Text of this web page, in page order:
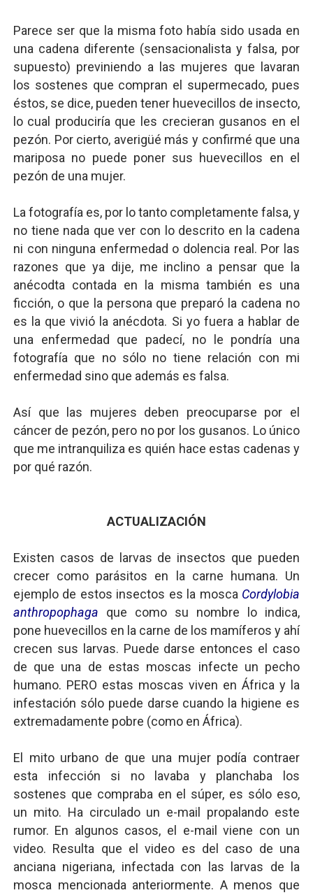
Parece ser que la misma foto había sido usada en
una cadena diferente (sensacionalista y falsa, por
supuesto) previniendo a las mujeres que lavaran
los sostenes que compran el supermecado, pues
éstos, se dice, pueden tener huevecillos de insecto,
lo cual produciría que les crecieran gusanos en el
pezón. Por cierto, averigüé más y confirmé que una
mariposa no puede poner sus huevecillos en el
pezón de una mujer.
La fotografía es, por lo tanto completamente falsa, y
no tiene nada que ver con lo descrito en la cadena
ni con ninguna enfermedad o dolencia real. Por las
razones que ya dije, me inclino a pensar que la
anécodta contada en la misma también es una
ficción, o que la persona que preparó la cadena no
es la que vivió la anécdota. Si yo fuera a hablar de
una enfermedad que padecí, no le pondría una
fotografía que no sólo no tiene relación con mi
enfermedad sino que además es falsa.
Así que las mujeres deben preocuparse por el
cáncer de pezón, pero no por los gusanos. Lo único
que me intranquiliza es quién hace estas cadenas y
por qué razón.
ACTUALIZACIÓN
Existen casos de larvas de insectos que pueden
crecer como parásitos en la carne humana. Un
ejemplo de estos insectos es la mosca Cordylobia
anthropophaga
que como su nombre lo indica,
pone huevecillos en la carne de los mamíferos y ahí
crecen sus larvas. Puede darse entonces el caso
de que una de estas moscas infecte un pecho
humano. PERO estas moscas viven en África y la
infestación sólo puede darse cuando la higiene es
extremadamente pobre (como en África).
El mito urbano de que una mujer podía contraer
esta infección si no lavaba y planchaba los
sostenes que compraba en el súper, es sólo eso,
un mito. Ha circulado un e-mail propalando este
rumor. En algunos casos, el e-mail viene con un
video. Resulta que el video es del caso de una
anciana nigeriana, infectada con las larvas de la
mosca mencionada anteriormente. A menos que